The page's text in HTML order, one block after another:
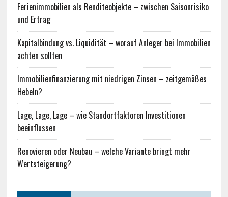
Ferienimmobilien als Renditeobjekte – zwischen Saisonrisiko
und Ertrag
Kapitalbindung vs. Liquidität – worauf Anleger bei Immobilien
achten sollten
Immobilienfinanzierung mit niedrigen Zinsen – zeitgemäßes
Hebeln?
Lage, Lage, Lage – wie Standortfaktoren Investitionen
beeinflussen
Renovieren oder Neubau – welche Variante bringt mehr
Wertsteigerung?